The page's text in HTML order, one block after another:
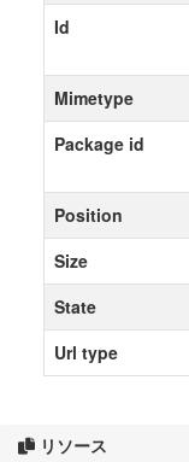
リソース
Id
Mimetype
Package id
Position
Size
State
Url type